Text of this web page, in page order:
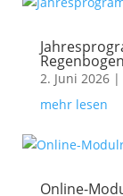
2. Juni 2026|
mehr lesen
Online-